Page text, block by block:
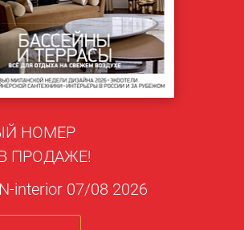
НОМЕР
ПРОДАЖЕ!
interior 07/08 2026